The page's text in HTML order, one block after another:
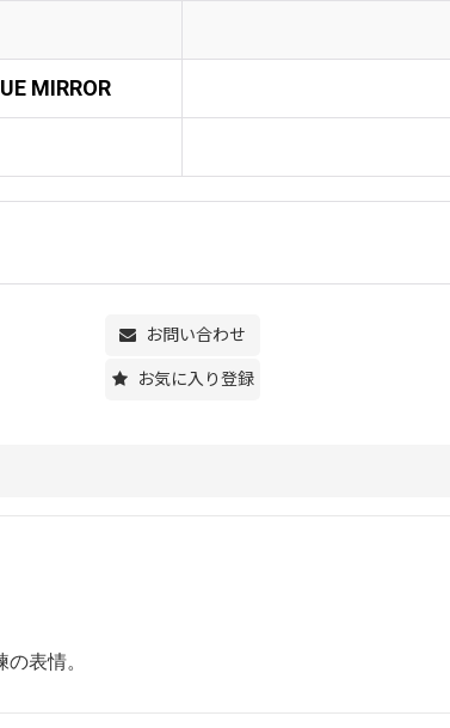
MIRROR
お問い合わせ
お気に入り登録
表情。